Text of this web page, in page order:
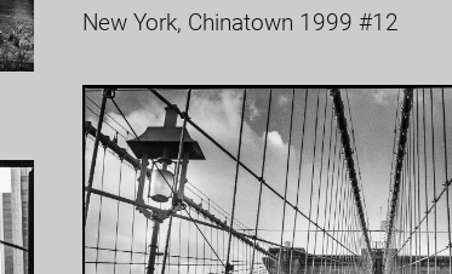
New York, Chinatown 1999 #12